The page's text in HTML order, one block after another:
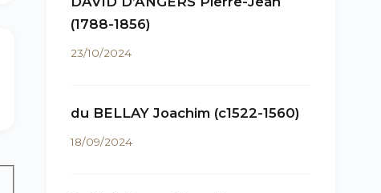
(1788-1856)
23/10/2024
du BELLAY Joachim (c1522-1560)
18/09/2024